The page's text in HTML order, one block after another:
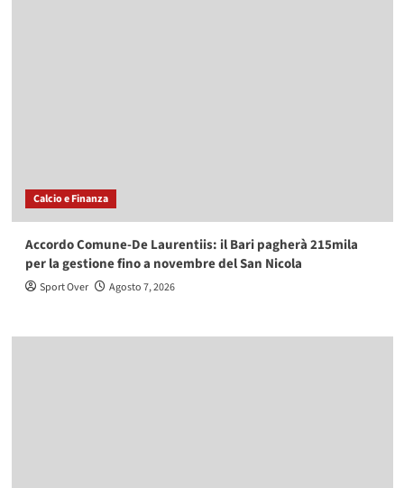
Calcio e Finanza
Accordo Comune-De Laurentiis: il Bari pagherà 215mila
per la gestione fino a novembre del San Nicola
Sport Over Agosto 7, 2026